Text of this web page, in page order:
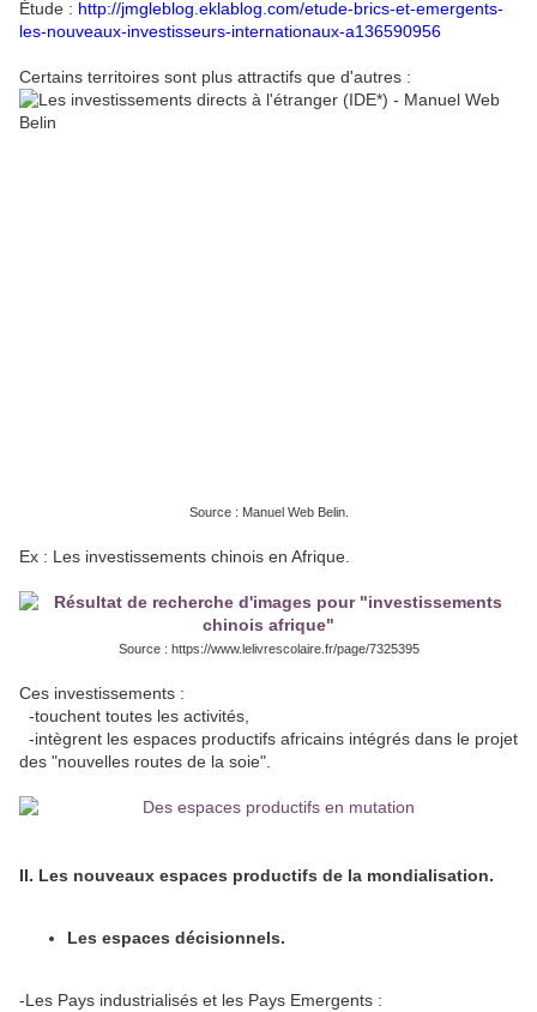
Étude : http://jmgleblog.eklablog.com/etude-brics-et-emergents-
les-nouveaux-investisseurs-internationaux-a136590956
Certains territoires sont plus attractifs que d'autres :
Source : Manuel Web Belin.
Ex : Les investissements chinois en Afrique.
Source : https://www.lelivrescolaire.fr/page/7325395
Ces investissements :
-touchent toutes les activités,
-intègrent les espaces productifs africains intégrés dans le projet
des "nouvelles routes de la soie".
II. Les nouveaux espaces productifs de la mondialisation.
Les espaces décisionnels.
-Les Pays industrialisés et les Pays Emergents :